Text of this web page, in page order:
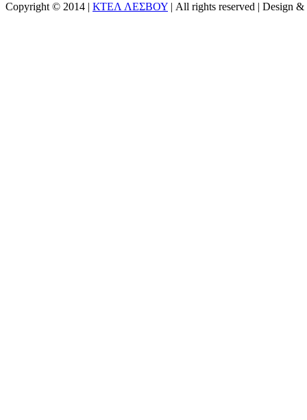
Copyright © 2014 | ΚΤΕΛ ΛΕΣΒΟΥ | All rights reserved | Design &